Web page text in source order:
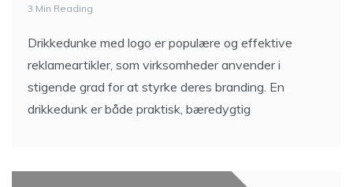
3 Min Reading
Drikkedunke med logo er populære og effektive
reklameartikler, som virksomheder anvender i
stigende grad for at styrke deres branding. En
drikkedunk er både praktisk, bæredygtig